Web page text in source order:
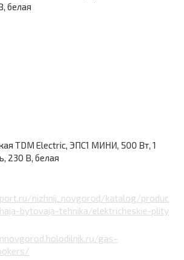
белая
TDM Electric, ЭПС1 МИНИ, 500 Вт, 1
230 В, белая
nizhnij_novgorod/katalog/produc
bytovaja-tehnika/elektricheskie-plity
gas-